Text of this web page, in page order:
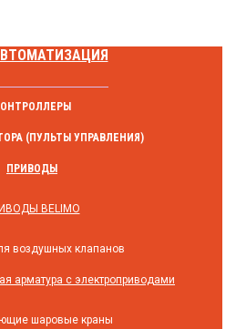
(ПУЛЬТЫ УПРАВЛЕНИЯ)
ПРИВОДЫ
BELIMO
воздушных клапанов
арматура с электроприводами
шаровые краны